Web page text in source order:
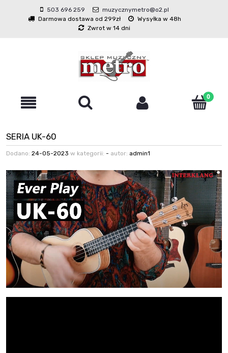
503 696 259
muzycznymetro@o2.pl
Darmowa dostawa od 299zł
Wysyłka w 48h
Zwrot w 14 dni
SERIA UK-60
Dodano: 24-05-2023 w kategorii: - autor: admin1